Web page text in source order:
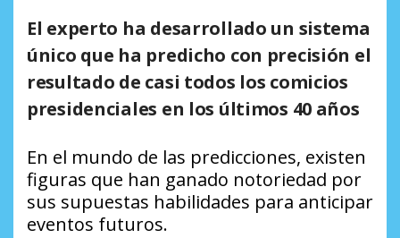
El experto ha desarrollado un sistema
único que ha predicho con precisión el
resultado de casi todos los comicios
presidenciales en los últimos 40 años
En el mundo de las predicciones, existen
figuras que han ganado notoriedad por
sus supuestas habilidades para anticipar
eventos futuros.